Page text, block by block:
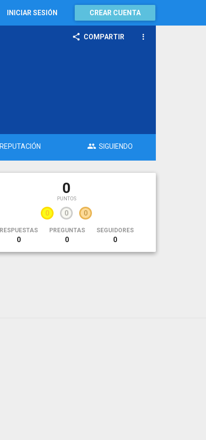
INICIAR SESIÓN CREAR CUENTA
COMPARTIR
REPUTACIÓN SIGUIENDO
0
PUNTOS
0 0 0
RESPUESTAS
0
PREGUNTAS
0
SEGUIDORES
0